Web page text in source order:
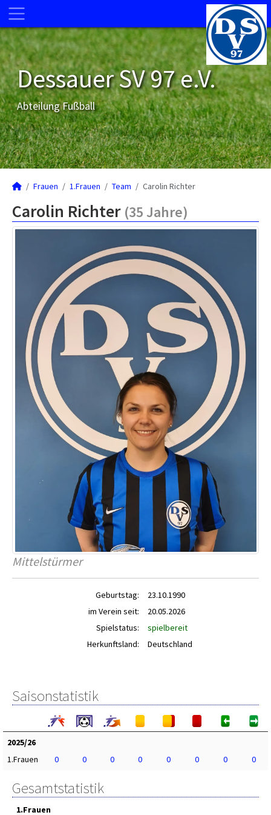
Dessauer SV 97 e.V.
Abteilung Fußball
Frauen 1.Frauen Team Carolin Richter
Carolin Richter (35 Jahre)
Mittelstürmer
Geburtstag:
23.10.1990
im Verein seit:
20.05.2026
Spielstatus:
spielbereit
Herkunftsland:
Deutschland
Saisonstatistik
2025/26
1.Frauen
0 0 0 0 0 0 0 0
Gesamtstatistik
1.Frauen